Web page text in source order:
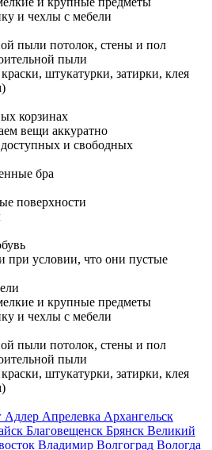
и чехлы с мебели
пыли потолок, стены и пол
пыли
штукатурки, затирки, клея
корзинах
вещи аккуратно
и свободных
бра
поверхности
условии, что они пустые
и крупные предметы
и чехлы с мебели
пыли потолок, стены и пол
пыли
штукатурки, затирки, клея
Адлер Апрелевка Архангельск
Благовещенск Брянск Великий
Владимир Волгоград Вологда